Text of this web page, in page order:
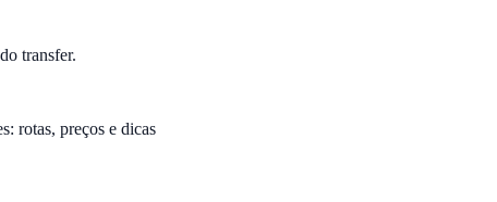
transfer.
: rotas, preços e dicas